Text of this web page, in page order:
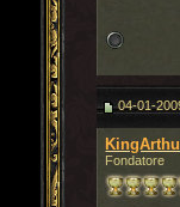
04-01-
Fondatore